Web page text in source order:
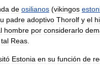
de osilianos (vikingos
padre adoptivo Thorolf y el
hombre por considerarlo
tal Reas.
Estonia en su función de